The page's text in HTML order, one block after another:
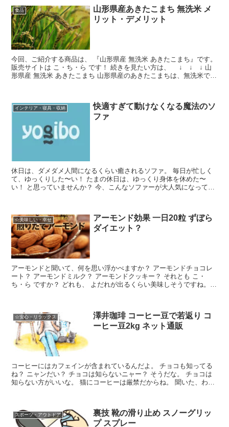
食品
山形県産あきたこまち 無洗米 メ
リット・デメリット
今回、ご紹介する商品は、 『山形県産 無洗米 あきたこまち』です。
販売サイトは こ・ち・ら です！ 続きを見たい方は、 ↓ ↓ ↓ 山
形県産 無洗米 あきたこまち 山形県産のあきたこまちは、無洗米で
インテリア・寝具・収納
快適すぎて動けなくなる魔法のソ
ファ
休日は、ダメダメ人間になるくらい癒されるソファ。 毎日が忙しく
て、ゆっくりした〜い！ たまの休日は、ゆっくり身体を休めた〜
い！ と思っていませんか？ 今、こんなソファーが大人気になってい
☆美味しい・幸せ
アーモンド効果 一日20粒 ずぼら
ダイエット？
アーモンドと聞いて、何を思い浮かべますか？ アーモンドチョコレ
ート？ アーモンドミルク？ アーモンドクッキー？ それとも こ・
ち・ら ですか？ どれも、 よだれが出るくらい美味しそうですね。
☆安心・リラックス
澤井珈琲 コーヒー豆で若返り コ
ーヒー豆2kg ネット通販
コーヒーにはカフェインが含まれているんだよ。 チョコも知ってる
ね？ ニャンだい？ チョコは知らないニャー？ そうだな。 チョコは
知らない方がいいな。 猫にコーヒーは厳禁だからね。 聞いた、わた
スポーツ・アウトドア
裏技 靴の滑り止め スノーグリッ
プ スプレー